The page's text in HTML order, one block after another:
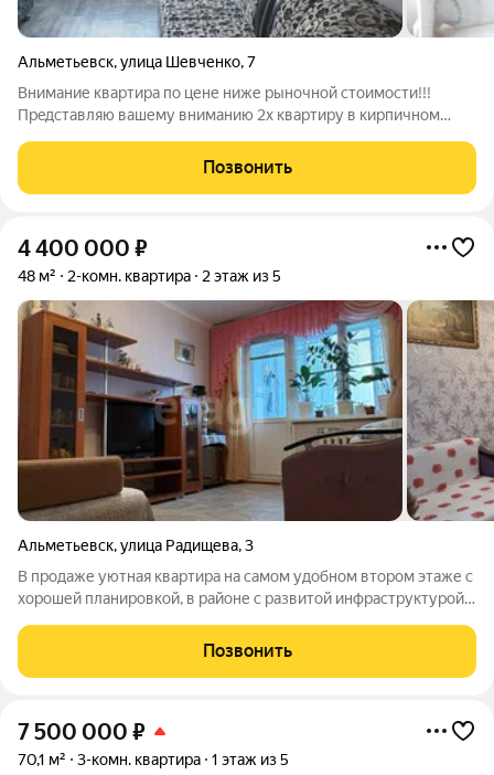
Альметьевск,улица Шевченко,7
Внимание квартира по цене ниже рыночной стоимости!!!
Пpeдcтaвляю вашему внимaнию 2х квартиру в кирпичном
45.8 кв.м, плoщaдь кухни 13.кв.м! В квартирe cделaн рeмонт. Не
требует ceрьeзныx
Позвонить
4 400 000 ₽
48 м² 2-комн. квартира 2 этаж из 5
Альметьевск,улица Радищева,3
В продаже уютная квартира на самом удобном втором этаже с
хорошей планировкой, в районе с развитой инфраструктурой.
просторные комнаты. Имеется небольшая 3 комната, которую
можно использовать,
Позвонить
7 500 000 ₽
70,1 м² 3-комн. квартира 1 этаж из 5